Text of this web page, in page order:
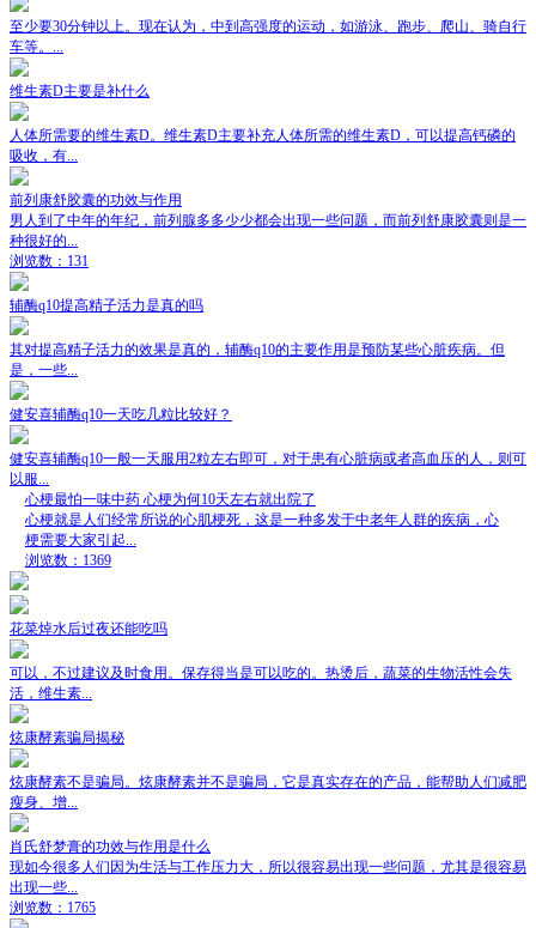
至少要30分钟以上。现在认为，中到高强度的运动，如游泳、跑步、爬山、骑自行
车等。...
维生素D主要是补什么
人体所需要的维生素D。维生素D主要补充人体所需的维生素D，可以提高钙磷的
吸收，有...
前列康舒胶囊的功效与作用
男人到了中年的年纪，前列腺多多少少都会出现一些问题，而前列舒康胶囊则是一
种很好的...
浏览数：131
辅酶q10提高精子活力是真的吗
其对提高精子活力的效果是真的，辅酶q10的主要作用是预防某些心脏疾病。但
是，一些...
健安喜辅酶q10一天吃几粒比较好？
健安喜辅酶q10一般一天服用2粒左右即可，对于患有心脏病或者高血压的人，则可
以服...
心梗最怕一味中药 心梗为何10天左右就出院了
心梗就是人们经常所说的心肌梗死，这是一种多发于中老年人群的疾病，心
梗需要大家引起...
浏览数：1369
花菜焯水后过夜还能吃吗
可以，不过建议及时食用。保存得当是可以吃的。热烫后，蔬菜的生物活性会失
活，维生素...
炫康酵素骗局揭秘
炫康酵素不是骗局。炫康酵素并不是骗局，它是真实存在的产品，能帮助人们减肥
瘦身、增...
肖氏舒梦膏的功效与作用是什么
现如今很多人们因为生活与工作压力大，所以很容易出现一些问题，尤其是很容易
出现一些...
浏览数：1765